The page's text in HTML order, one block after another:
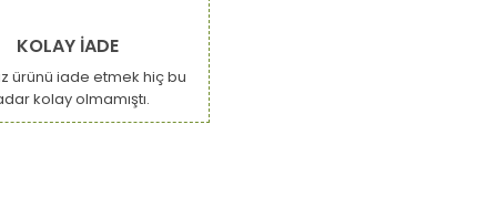
KOLAY İADE
ürünü iade etmek hiç bu
kolay olmamıştı.